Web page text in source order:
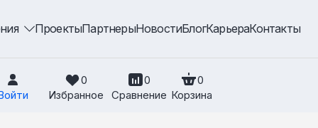
ПроектыПартнерыНовостиБлогКарьераКонтакты
0
Избранное
0
Сравнение
0
Корзина